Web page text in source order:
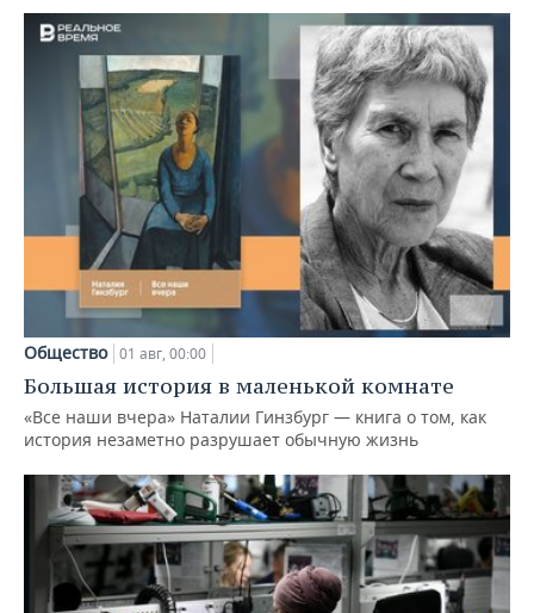
Общество 01 авг, 00:00
Большая история в маленькой комнате
«Все наши вчера» Наталии Гинзбург — книга о том, как
история незаметно разрушает обычную жизнь